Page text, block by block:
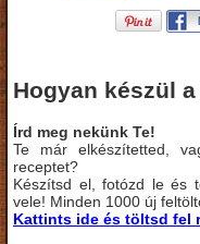
Hogyan készül
Írd meg nekünk Te!
Te már elkészítetted,
receptet?
Készítsd el, fotózd le és
vele! Minden 1000 új
Kattints ide és töltsd fel